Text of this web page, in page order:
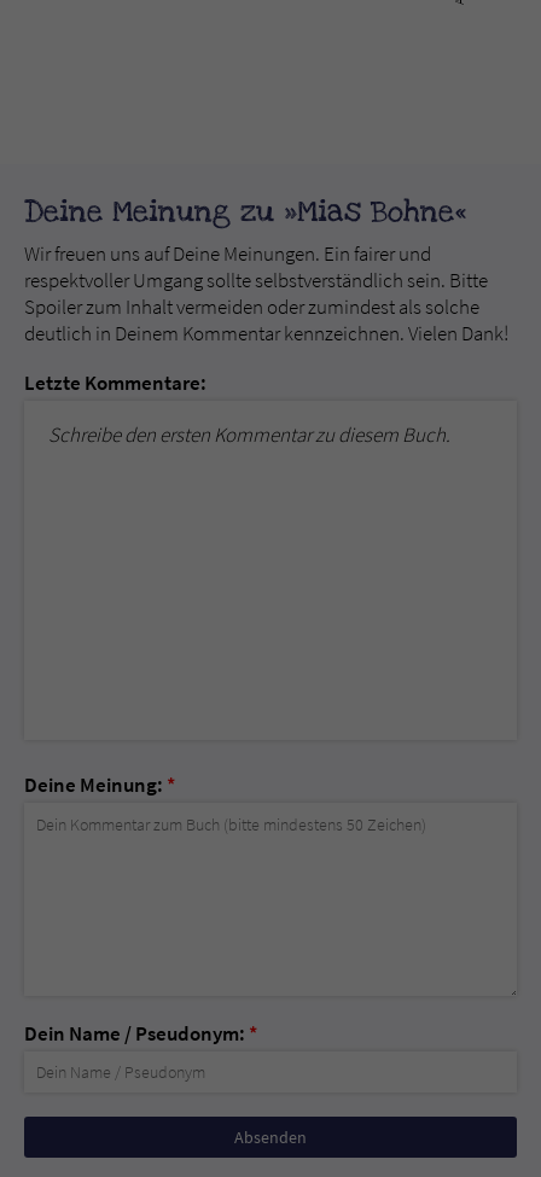
Deine Meinung zu »Mias Bohne«
Wir freuen uns auf Deine Meinungen. Ein fairer und
respektvoller Umgang sollte selbstverständlich sein. Bitte
Spoiler zum Inhalt vermeiden oder zumindest als solche
deutlich in Deinem Kommentar kennzeichnen. Vielen Dank!
Letzte Kommentare:
Schreibe den ersten Kommentar zu diesem Buch.
Deine Meinung: *
Dein Name / Pseudonym: *
Nicht
ausfüllen!